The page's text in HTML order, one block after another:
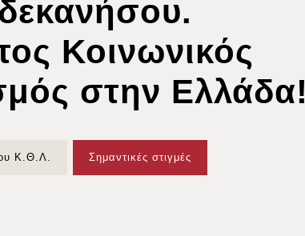
Κοινωνικός
στην Ελλάδα!
Κ.Θ.Λ. Σημαντικές στιγμές